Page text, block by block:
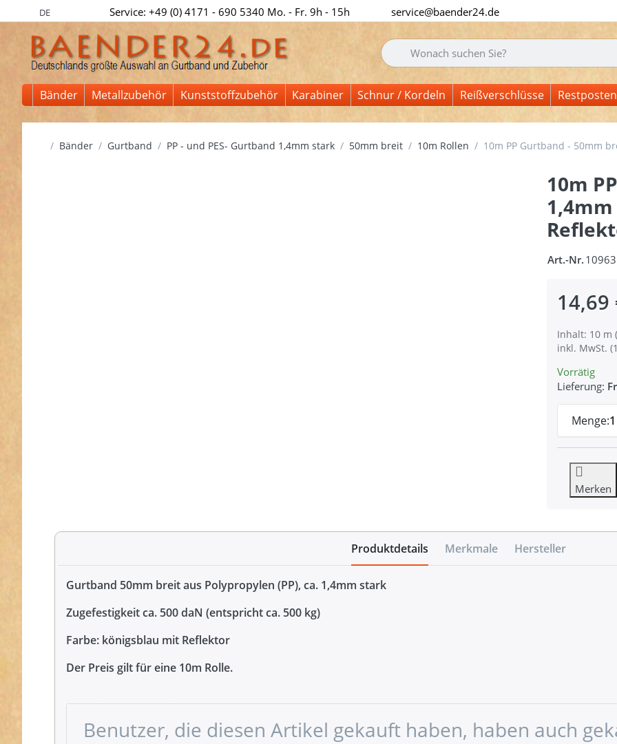
DE Service: +49 (0) 4171 - 690 5340 Mo. - Fr. 9h - 15h service@baender24.de
Geben Sie einen Suchbegriff ein. Während Sie
Bänder Metallzubehör Kunststoffzubehör Karabiner Schnur / Kordeln Reißverschlüsse Restposten
Startseite
Bänder Gurtband PP - und PES- Gurtband 1,4mm stark 50mm breit 10m Rollen 10m PP Gurtband - 50mm
10m
Art.-Nr.
14,69
Inhalt: 10 m
inkl. MwSt.
Vorrätig
Lieferung:
Menge:1
Merken
Produktdetails Merkmale Hersteller
Gurtband 50mm breit aus Polypropylen (PP), ca. 1,4mm stark
Zugefestigkeit ca. 500 daN (entspricht ca. 500 kg)
Farbe: königsblau mit Reflektor
Der Preis gilt für eine 10m Rolle.
Benutzer, die diesen Artikel gekauft haben, haben auch